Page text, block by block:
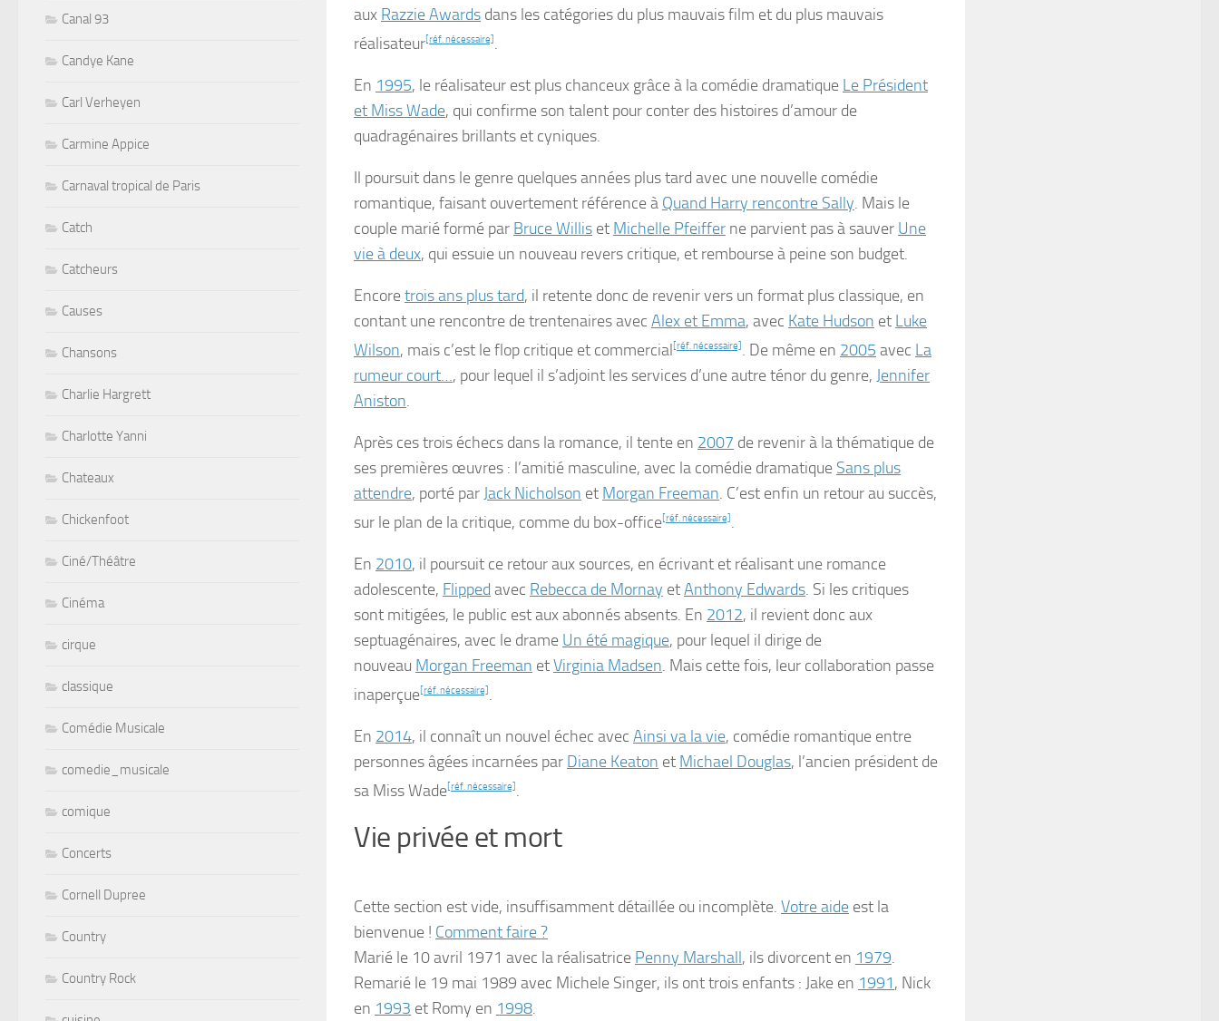
aux Razzie Awards dans les catégories du plus mauvais film et du plus mauvais
réalisateur[réf. nécessaire] .
En 1995, le réalisateur est plus chanceux grâce à la comédie dramatique Le Président
et Miss Wade, qui confirme son talent pour conter des histoires d’amour de
quadragénaires brillants et cyniques.
Il poursuit dans le genre quelques années plus tard avec une nouvelle comédie
romantique, faisant ouvertement référence à Quand Harry rencontre Sally. Mais le
couple marié formé par Bruce Willis et Michelle Pfeiffer ne parvient pas à sauver Une
vie à deux, qui essuie un nouveau revers critique, et rembourse à peine son budget.
Encoretrois ans plus tard, il retente donc de revenir vers un format plus classique, en
contant une rencontre de trentenaires avec Alex et Emma, avec Kate Hudson et Luke
Wilson, mais c’est le flop critique et commercial[réf. nécessaire] . De même en 2005 avec La
rumeur court…, pour lequel il s’adjoint les services d’une autre ténor du genre, Jennifer
Aniston.
Après ces trois échecs dans la romance, il tente en 2007 de revenir à la thématique de
ses premières œuvres : l’amitié masculine, avec la comédie dramatique Sans plus
attendre, porté par Jack Nicholson et Morgan Freeman. C’est enfin un retour au succès,
sur le plan de la critique, comme du box-office[réf. nécessaire] .
En 2010, il poursuit ce retour aux sources, en écrivant et réalisant une romance
adolescente, Flipped avec Rebecca de Mornay etAnthony Edwards. Si les critiques
sont mitigées, le public est aux abonnés absents. En 2012, il revient donc aux
septuagénaires, avec le drame Un été magique, pour lequel il dirige de
nouveau Morgan Freeman etVirginia Madsen. Mais cette fois, leur collaboration passe
inaperçue[réf. nécessaire] .
En 2014, il connaît un nouvel échec avec Ainsi va la vie, comédie romantique entre
personnes âgées incarnées par Diane Keaton et Michael Douglas, l’ancien président de
sa Miss Wade[réf. nécessaire] .
Vie privée et mort
Cette section est vide, insuffisamment détaillée ou incomplète. Votre aide est la
bienvenue ! Comment faire ?
Marié le 10 avril 1971 avec la réalisatrice Penny Marshall, ils divorcent en 1979.
Remarié le 19 mai 1989 avec Michele Singer, ils ont trois enfants : Jake en 1991, Nick
en 1993 et Romy en 1998.
Canal 93
Candye Kane
Carl Verheyen
Carmine Appice
Carnaval tropical de Paris
Catch
Catcheurs
Causes
Chansons
Charlie Hargrett
Charlotte Yanni
Chateaux
Chickenfoot
Ciné/Théâtre
Cinéma
cirque
classique
Comédie Musicale
comedie_musicale
comique
Concerts
Cornell Dupree
Country
Country Rock